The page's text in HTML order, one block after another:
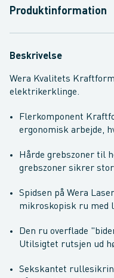
Produktinformation
Beskrivelse
Wera Kvalitets
elektrikerklinge.
Flerkomponent
ergonomisk arbejde,
Hårde grebszoner til
grebszoner sikrer
Spidsen på Wera
mikroskopisk ru med
Den ru overflade
Utilsigtet rutsjen ud
Sekskantet